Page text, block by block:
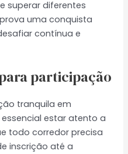
superar diferentes
uma conquista
contínua e
participação
tranquila em
estar atento a
todo corredor precisa
inscrição até a